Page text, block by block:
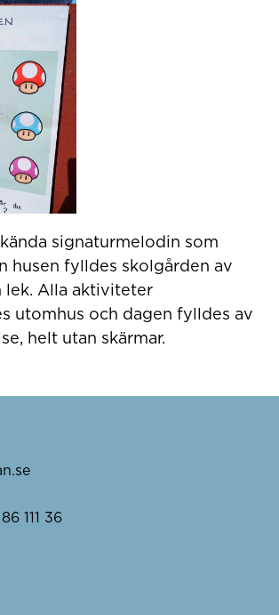
signaturmelodin som
husen fylldes skolgården av
lek. Alla aktiviteter
utomhus och dagen fylldes av
helt utan skärmar.
111 36